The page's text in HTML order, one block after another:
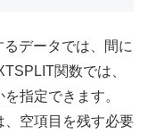
るデータでは、間に
関数では、
指定できます。
、空項目を残す必要